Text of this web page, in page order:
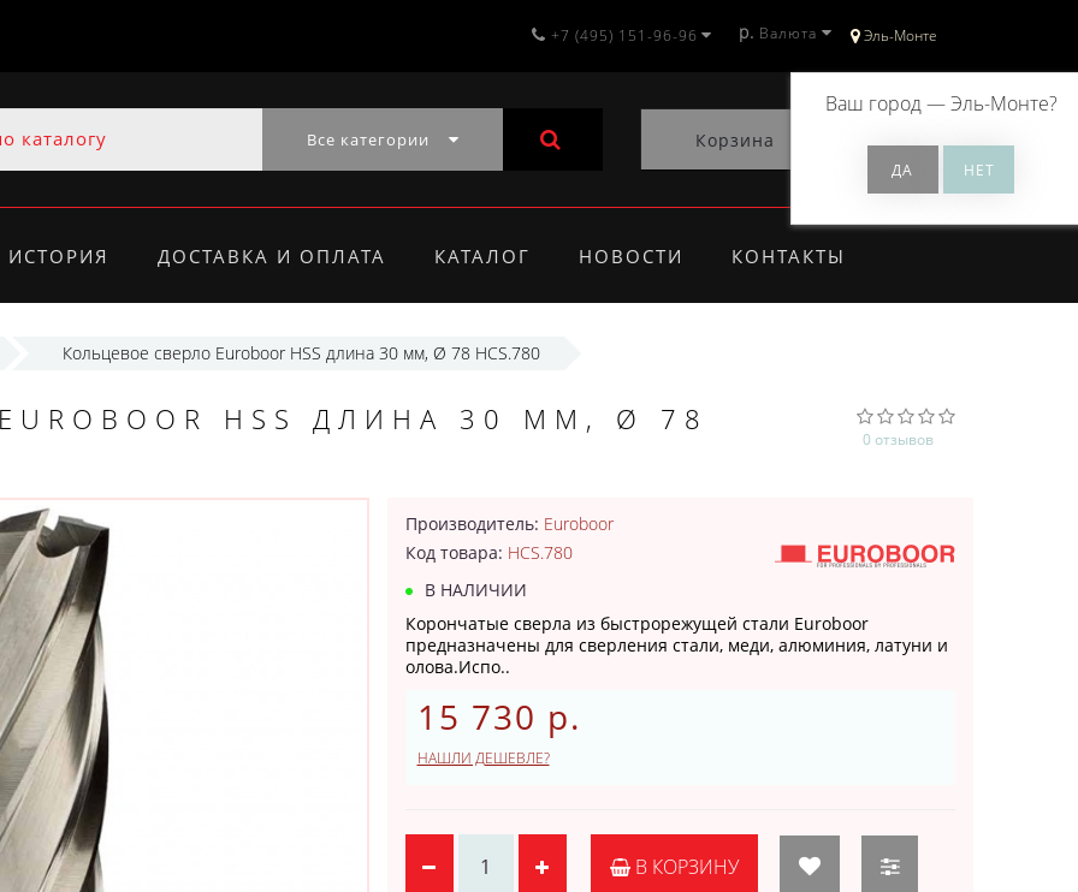
Эль-Монте
Ваш город —Эль-Монте?
+7 (495) 151-96-96 р. Валюта
Все категории Корзина 0
ИСТОРИЯ ДОСТАВКА И ОПЛАТА КАТАЛОГ НОВОСТИ КОНТАКТЫ
Кольцевое сверло Euroboor HSS длина 30 мм, Ø 78 HCS.780
HSS ДЛИНА 30 ММ, Ø 78
0 отзывов
Производитель: Euroboor
Код товара: HCS.780
В НАЛИЧИИ
Корончатые сверла из быстрорежущей стали Euroboor
предназначены для сверления стали, меди, алюминия, латуни и
олова.Испо..
15 730 р.
НАШЛИ ДЕШЕВЛЕ?
В КОРЗИНУ